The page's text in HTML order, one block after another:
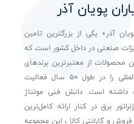
پویان آذر
آذر» یکی از بزرگترین تامین
صنعتی در داخل کشور است که
محصولات از معتبرترین برندهای
شناخته شده بین‌المللی را در طول 50 سال فعالیت
داشته است. دانش فنی مونتاژ
برق در کنار ارائه کامل‌ترین
و گارانتی کالا ، این مجموعه